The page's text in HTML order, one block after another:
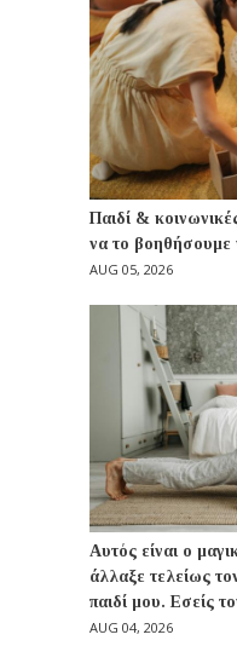
Παιδί &
να το βοηθήσουμε
AUG 05, 2026
Αυτός είναι ο
άλλαξε τελείως
παιδί μου. Εσείς
AUG 04, 2026